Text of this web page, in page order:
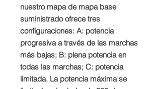
nuestro mapa de mapa base
suministrado ofrece tres
configuraciones: A: potencia
progresiva a través de las marchas
más bajas; B: plena potencia en
todas las marchas; C: potencia
limitada. La potencia máxima se